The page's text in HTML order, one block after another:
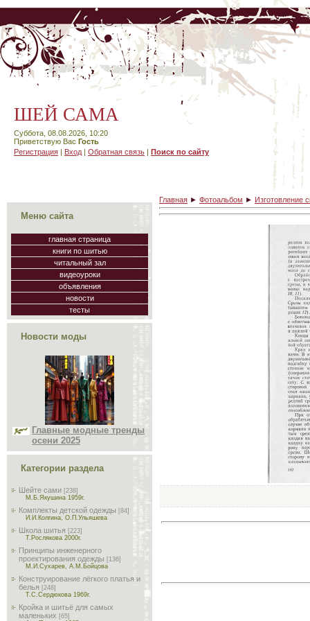
ШЕЙ САМА
Суббота, 08.08.2026, 10:20
Приветствую Вас Гость
Регистрация | Вход | Обратная связь | Поиск по сайту
Меню сайта
главная страница
книги по шитью
читальный зал
видеоуроки
объявления
новости
тесты
Новости моды
Главные модные тренды
осени 2025
Категории раздела
Шейте сами [238]
М.Б.Якушина 1959г.
Комплекты детской одежды [84]
И.И.Колгина, О.П.Ульяшева
Школа шитья [223]
Т.Рослякова 2000г.
Принципы инженерного
проектирования одежды [136]
М.И.Сухарев, А.М.Бойцова
Конструирование лёгкого платья и
белья [248]
Т.С.Сердюкова 1969г.
Кройка и шитьё для самых
маленьких [65]
Главная ► Фотоальбом ► Изготовление